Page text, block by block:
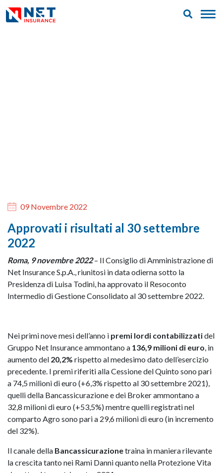
09 Novembre 2022
Approvati i risultati al 30 settembre
2022
Roma, 9 novembre 2022– Il Consiglio di Amministrazione di
Net Insurance S.p.A., riunitosi in data odierna sotto la
Presidenza di Luisa Todini, ha approvato il Resoconto
Intermedio di Gestione Consolidato al 30 settembre 2022.
Nei primi nove mesi dell’anno i premi lordi contabilizzatidel
Gruppo Net Insurance ammontano a 136,9 milioni di euro, in
aumento del 20,2% rispetto al medesimo dato dell’esercizio
precedente. I premi riferiti alla Cessione del Quinto sono pari
a 74,5 milioni di euro (+6,3% rispetto al 30 settembre 2021),
quelli della Bancassicurazione e dei Broker ammontano a
32,8 milioni di euro (+53,5%) mentre quelli registrati nel
comparto Agro sono pari a 29,6 milioni di euro (in incremento
del 32%).
Il canale della Bancassicurazionetraina in maniera rilevante
la crescita tanto nei Rami Danni quanto nella Protezione Vita